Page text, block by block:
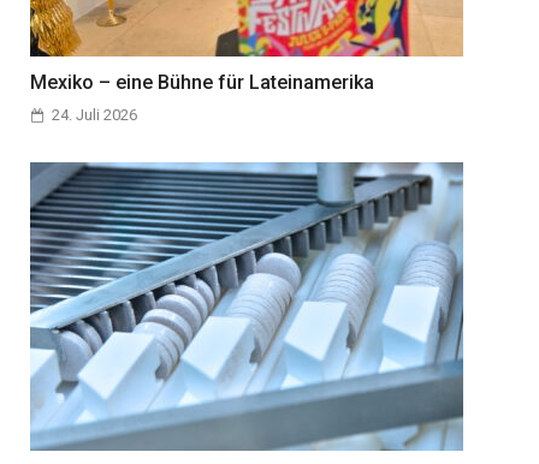
Mexiko – eine Bühne für Lateinamerika
24. Juli 2026